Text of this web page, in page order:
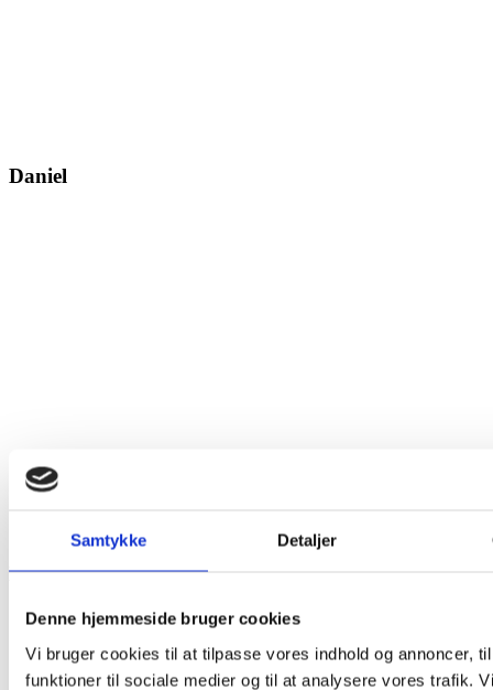
Samtykke Detaljer
Denne hjemmeside bruger cookies
Vi bruger cookies til at tilpasse vores indhold og annoncer,
funktioner til sociale medier og til at analysere vores trafik.
Daniel
Daniel